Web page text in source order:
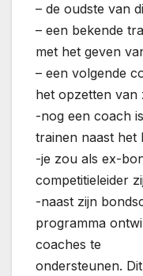
– de oudste van
– een bekende
met het geven
– een volgende
het opzetten van
-nog een coach
trainen naast het
-je zou als ex-
competitieleider
-naast zijn
programma
coaches te
ondersteunen.